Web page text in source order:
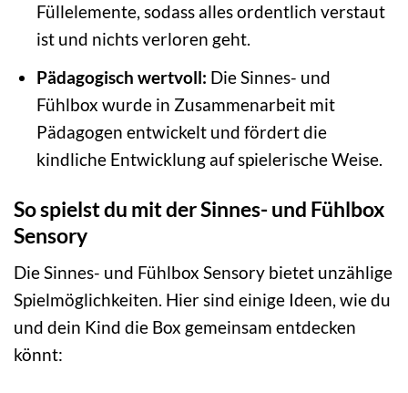
Füllelemente, sodass alles ordentlich verstaut
ist und nichts verloren geht.
Pädagogisch wertvoll: Die Sinnes- und
Fühlbox wurde in Zusammenarbeit mit
Pädagogen entwickelt und fördert die
kindliche Entwicklung auf spielerische Weise.
So spielst du mit der Sinnes- und Fühlbox
Sensory
Die Sinnes- und Fühlbox Sensory bietet unzählige
Spielmöglichkeiten. Hier sind einige Ideen, wie du
und dein Kind die Box gemeinsam entdecken
könnt: